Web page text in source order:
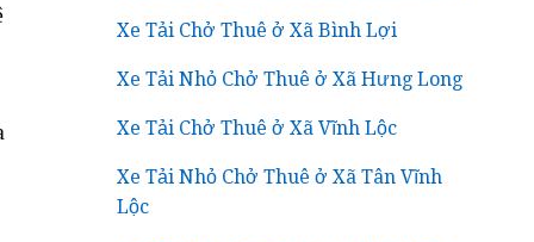
Xe Tải Chở Thuê ở Xã Bình Lợi
Xe Tải Nhỏ Chở Thuê ở Xã Hưng Long
Xe Tải Chở Thuê ở Xã Vĩnh Lộc
Xe Tải Nhỏ Chở Thuê ở Xã Tân Vĩnh
Lộc